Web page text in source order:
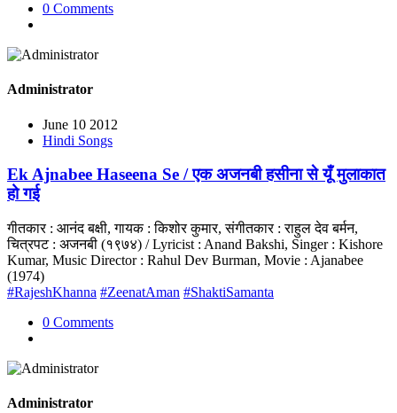
0 Comments
Administrator
June 10 2012
Hindi Songs
Ek Ajnabee Haseena Se / एक अजनबी हसीना से यूँ मुलाकात
हो गई
गीतकार : आनंद बक्षी, गायक : किशोर कुमार, संगीतकार : राहुल देव बर्मन,
चित्रपट : अजनबी (१९७४) / Lyricist : Anand Bakshi, Singer : Kishore
Kumar, Music Director : Rahul Dev Burman, Movie : Ajanabee
(1974)
#RajeshKhanna #ZeenatAman #ShaktiSamanta
0 Comments
Administrator